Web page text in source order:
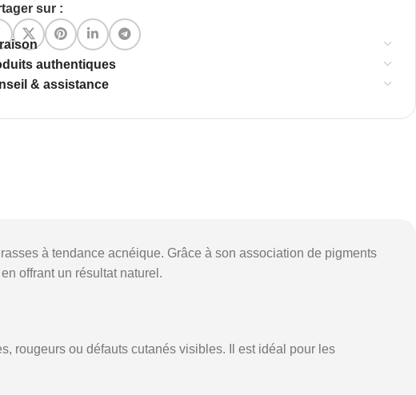
sur :
authentiques
& assistance
à tendance acnéique. Grâce à son association de pigments
offrant un résultat naturel.
rougeurs ou défauts cutanés visibles. Il est idéal pour les